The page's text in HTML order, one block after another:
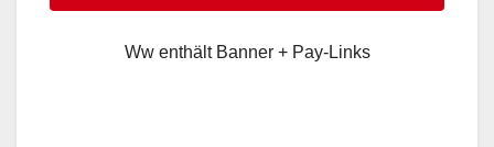
Ww enthält Banner + Pay-Links